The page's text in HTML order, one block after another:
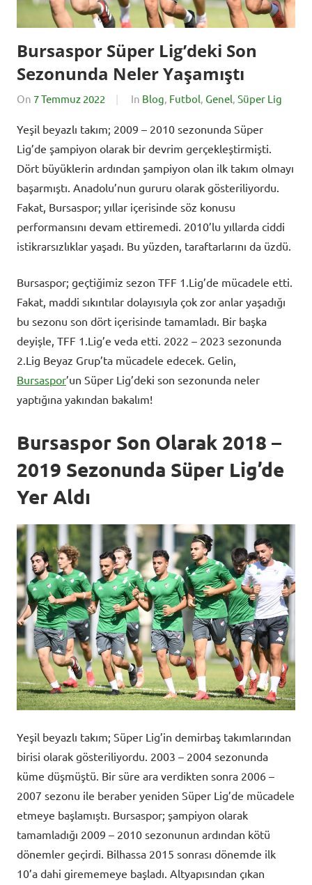
Bursaspor Süper Lig’deki Son
Sezonunda Neler Yaşamıştı
On 7 Temmuz 2022
By
In Blog, Futbol, Genel, Süper Lig
Yeşil beyazlı takım; 2009 – 2010 sezonunda Süper
Lig’de şampiyon olarak bir devrim gerçekleştirmişti.
Dört büyüklerin ardından şampiyon olan ilk takım olmayı
başarmıştı. Anadolu’nun gururu olarak gösteriliyordu.
Fakat, Bursaspor; yıllar içerisinde söz konusu
performansını devam ettiremedi. 2010’lu yıllarda ciddi
istikrarsızlıklar yaşadı. Bu yüzden, taraftarlarını da üzdü.
Bursaspor; geçtiğimiz sezon TFF 1.Lig’de mücadele etti.
Fakat, maddi sıkıntılar dolayısıyla çok zor anlar yaşadığı
bu sezonu son dört içerisinde tamamladı. Bir başka
deyişle, TFF 1.Lig’e veda etti. 2022 – 2023 sezonunda
2.Lig Beyaz Grup’ta mücadele edecek. Gelin,
Bursaspor’un Süper Lig’deki son sezonunda neler
yaptığına yakından bakalım!
Bursaspor Son Olarak 2018 –
2019 Sezonunda Süper Lig’de
Yer Aldı
Yeşil beyazlı takım; Süper Lig’in demirbaş takımlarından
birisi olarak gösteriliyordu. 2003 – 2004 sezonunda
küme düşmüştü. Bir süre ara verdikten sonra 2006 –
2007 sezonu ile beraber yeniden Süper Lig’de mücadele
etmeye başlamıştı. Bursaspor; şampiyon olarak
tamamladığı 2009 – 2010 sezonunun ardından kötü
dönemler geçirdi. Bilhassa 2015 sonrası dönemde ilk
10’a dahi girememeye başladı. Altyapısından çıkan